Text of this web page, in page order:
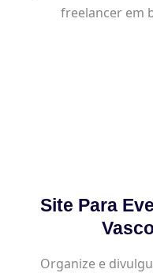
freelancer em
Site Para
Organize e